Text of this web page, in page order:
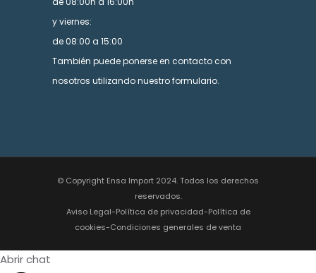
y viernes:
de 08:00 a 15:00
También puede ponerse en contacto con
nosotros utilizando nuestro formulario.
© Copyright Ensa Import 2024. Todos los derechos
reservados.
Aviso Legal-Política de privacidad-Política de
cookies-Condiciones generales de venta
Abrir chat